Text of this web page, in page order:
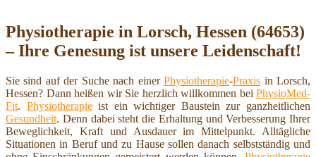
Physiotherapie in Lorsch, Hessen (64653)
– Ihre Genesung ist unsere Leidenschaft!
Sie sind auf der Suche nach einerPhysiotherapie-Praxis in Lorsch,
Hessen? Dann heißen wir Sie herzlich willkommen bei PhysioMed-
Fit. Physiotherapieist ein wichtiger Baustein zur ganzheitlichen
Gesundheit. Denn dabei steht die Erhaltung und Verbesserung Ihrer
Beweglichkeit, Kraft und Ausdauer im Mittelpunkt. Alltägliche
Situationen in Beruf und zu Hause sollen danach selbstständig und